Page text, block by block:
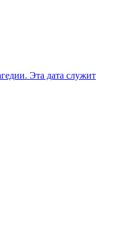
Эта дата служит